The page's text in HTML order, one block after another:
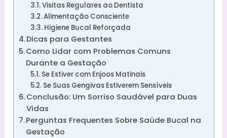
Visitas Regulares ao Dentista
Alimentação Consciente
Higiene Bucal Reforçada
Dicas para Gestantes
Como Lidar com Problemas Comuns
Durante a Gestação
Se Estiver com Enjoos Matinais
Se Suas Gengivas Estiverem Sensíveis
Conclusão: Um Sorriso Saudável para Duas
Vidas
Perguntas Frequentes Sobre Saúde Bucal na
Gestação